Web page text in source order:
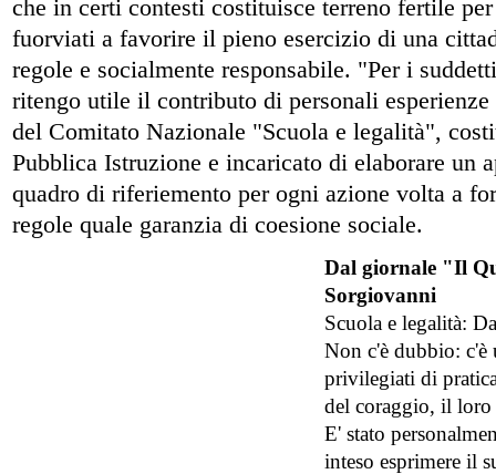
che in certi contesti costituisce terreno fertile
fuorviati a favorire il pieno esercizio di una
regole e socialmente responsabile. "Per i
ritengo utile il contributo di personali
del Comitato Nazionale "Scuola e legalità",
Pubblica Istruzione e incaricato di elaborare un
quadro di riferiemento per ogni azione volta a
regole quale garanzia di coesione sociale.
Dal giornale "Il
Sorgiovanni
Scuola e legalità:
Non c'è dubbio:
privilegiati di
del coraggio, il loro
E' stato
inteso esprimere il